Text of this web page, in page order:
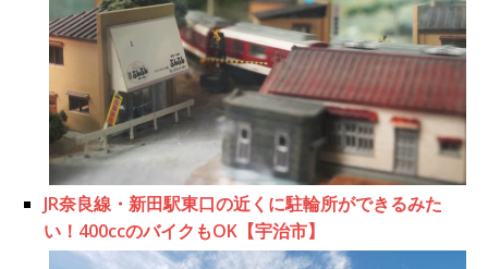
JR奈良線・新田駅東口の近くに駐輪所ができるみた
い！400ccのバイクもOK【宇治市】